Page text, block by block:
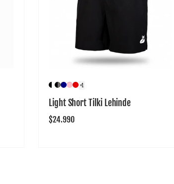
Light Short Tilki Lehinde
Precio
$24.990
+1